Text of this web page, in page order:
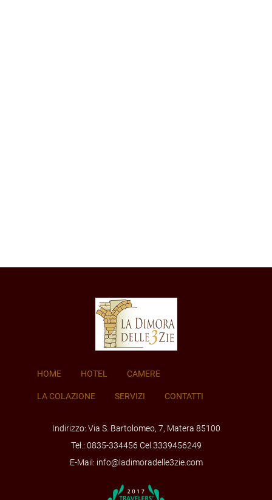
HOME HOTEL CAMERE
LA COLAZIONE SERVIZI CONTATTI
Indirizzo: Via S. Bartolomeo, 7, Matera 85100
Tel.: 0835-334456 Cel 3339456249
E-Mail: info@ladimoradelle3zie.com